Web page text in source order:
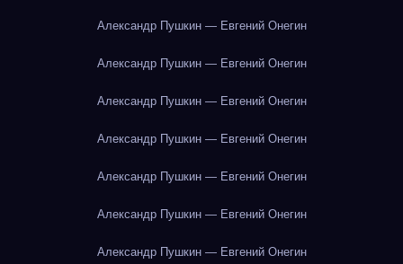
Александр Пушкин — Евгений Онегин
Александр Пушкин — Евгений Онегин
Александр Пушкин — Евгений Онегин
Александр Пушкин — Евгений Онегин
Александр Пушкин — Евгений Онегин
Александр Пушкин — Евгений Онегин
Александр Пушкин — Евгений Онегин